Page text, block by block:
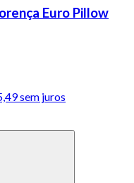
Euro Pillow
sem juros